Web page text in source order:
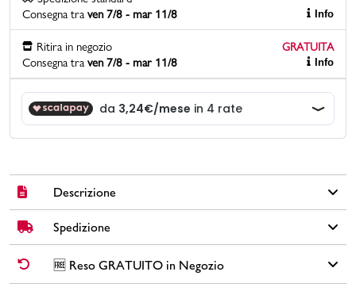
negozi
contatti
pcard
Gift card
Consegna tra ven 7/8 - mar 11/8 Info
Ritira in negozio
GRATUITA
Consegna tra ven 7/8 - mar 11/8 Info
Descrizione
Ciabatte infradito da bambina Frozen in gomma colore lilla e
blu con stampa Frozen sulla superficie e luci nel logo sulla
fascetta.
Brand: Cartoons
Spedizione
✅ Spedizione Standard GRATUITA DA € 30➡️ Consegna in
giornilavorativi. Per ordini inferiori a € 30,00 la Spedizione ha un
🆓 Reso GRATUITO in Negozio